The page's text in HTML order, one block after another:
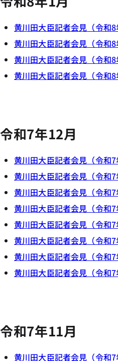
黄川田大臣記者会見（令和8
黄川田大臣記者会見（令和8
黄川田大臣記者会見（令和8
黄川田大臣記者会見（令和8
令和7年12月
黄川田大臣記者会見（令和7
黄川田大臣記者会見（令和7
黄川田大臣記者会見（令和7
黄川田大臣記者会見（令和7
黄川田大臣記者会見（令和7
黄川田大臣記者会見（令和7
黄川田大臣記者会見（令和7
黄川田大臣記者会見（令和7
令和7年11月
黄川田大臣記者会見（令和7